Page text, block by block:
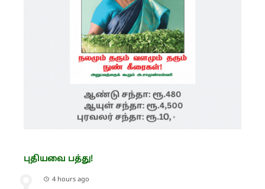
புதியவை பத்து!
4 hours ago